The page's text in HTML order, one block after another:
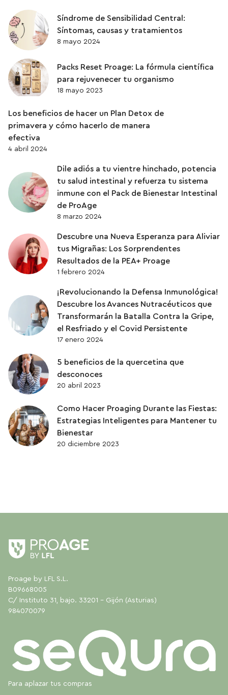
Síndrome de Sensibilidad Central:
Síntomas, causas y tratamientos
8 mayo 2024
Packs Reset Proage: La fórmula científica
para rejuvenecer tu organismo
18 mayo 2023
Los beneficios de hacer un Plan Detox de
primavera y cómo hacerlo de manera
efectiva
4 abril 2024
Dile adiós a tu vientre hinchado, potencia
tu salud intestinal y refuerza tu sistema
inmune con el Pack de Bienestar Intestinal
de ProAge
8 marzo 2024
Descubre una Nueva Esperanza para Aliviar
tus Migrañas: Los Sorprendentes
Resultados de la PEA+ Proage
1 febrero 2024
¡Revolucionando la Defensa Inmunológica!
Descubre los Avances Nutracéuticos que
Transformarán la Batalla Contra la Gripe,
el Resfriado y el Covid Persistente
17 enero 2024
5 beneficios de la quercetina que
desconoces
20 abril 2023
Como Hacer Proaging Durante las Fiestas:
Estrategias Inteligentes para Mantener tu
Bienestar
20 diciembre 2023
Proage by LFL S.L.
B09668005
C/ Instituto 31, bajo. 33201 - Gijón (Asturias)
984070079
Para aplazar tus compras